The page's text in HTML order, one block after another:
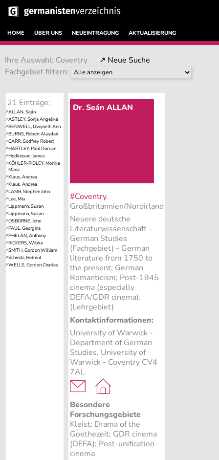
HOME ÜBER UNS NEUEINTRAGUNG AKTUALISIERUNG
Ihre Auswahl: Coventry
↗ Neue Suche
Fachgebiet filtern:
21 Einträge: Dr. Seán ALLAN
#Coventry,
Großbritannien/Nordirland
Neuere deutsche
Literaturwissenschaft -
German Studies
(Fachgebiet) - German
literature from 1750 to
the present; German
Romanticism; Post-1945
cinema (especially
DEFA/GDR cinema).
(Lehrgebiet)
Kontaktinformationen:
University of Warwick -
Department of German
Studies, University of
Warwick - Coventry CV4
7AL
Besondere
Forschungsgebiete
Kleist; Drama of the
Goethezeit; GDR cinema
(DEFA); Post-unification
cinema